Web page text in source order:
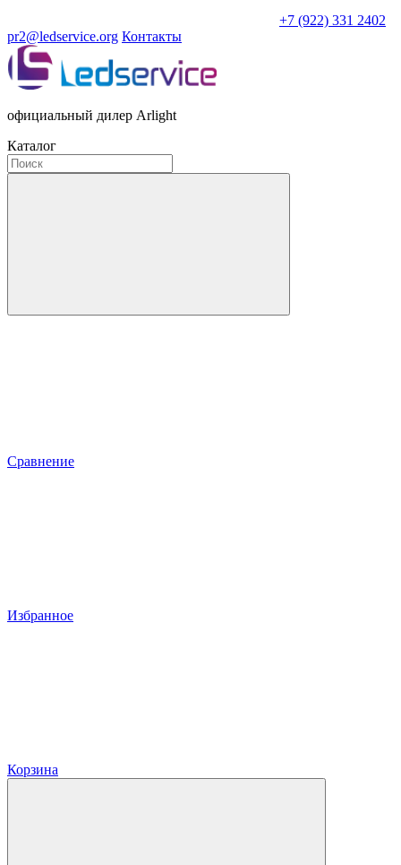
+7 (922) 331 2402
pr2@ledservice.org Контакты
официальный дилер Arlight
Каталог
Сравнение
Избранное
Корзина